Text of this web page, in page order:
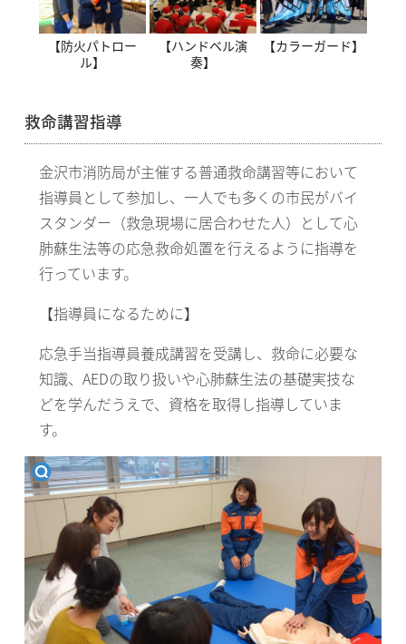
【防火パトロー
ル】
【ハンドベル演
奏】
【カラーガード】
救命講習指導
金沢市消防局が主催する普通救命講習等において
指導員として参加し、一人でも多くの市民がバイ
スタンダー（救急現場に居合わせた人）として心
肺蘇生法等の応急救命処置を行えるように指導を
行っています。
【指導員になるために】
応急手当指導員養成講習を受講し、救命に必要な
知識、AEDの取り扱いや心肺蘇生法の基礎実技な
どを学んだうえで、資格を取得し指導していま
す。